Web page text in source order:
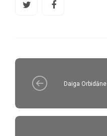
Daiga Orbidāne